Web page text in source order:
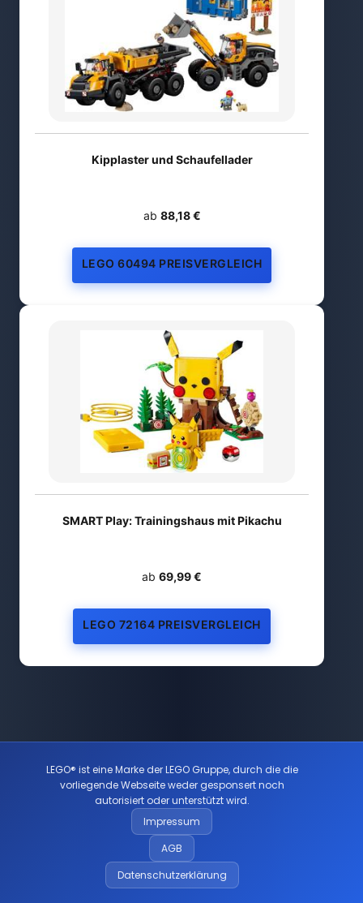
Kipplaster und Schaufellader
ab 88,18 €
LEGO 60494 PREISVERGLEICH
SMART Play: Trainingshaus mit Pikachu
ab 69,99 €
LEGO 72164 PREISVERGLEICH
LEGO® ist eine Marke der LEGO Gruppe, durch die die
vorliegende Webseite weder gesponsert noch
autorisiert oder unterstützt wird.
Impressum
AGB
Datenschutzerklärung